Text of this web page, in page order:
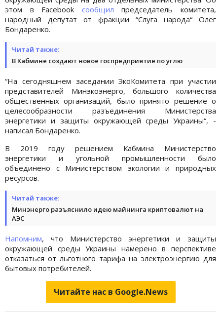
этом в Facebook сообщил председатель комитета,
народный депутат от фракции “Слуга народа“ Олег
Бондаренко.
Читай также:
В Кабмине создают новое госпредприятие по углю
“На сегодняшнем заседании ЭкоКомитета при участии
представителей Минэкоэнерго, большого количества
общественных организаций, было принято решение о
целесообразности разъединения Министерства
энергетики и защиты окружающей среды Украины“, -
написал Бондаренко.
В 2019 году решением Кабмина Министерство
энергетики и угольной промышленности было
объединено с Министерством экологии и природных
ресурсов.
Читай также:
Минэнерго разъяснило идею майнинга криптовалют на
АЭС
Напомним, что Министерство энергетики и защиты
окружающей среды Украины намерено в перспективе
отказаться от льготного тарифа на электроэнергию для
бытовых потребителей.
Читайте нас в Google.News